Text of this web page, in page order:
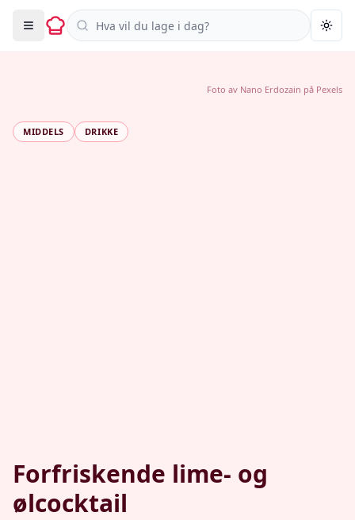
Søk i oppskrifter
MIDDELS DRIKKE
Forfriskende lime- og
ølcocktail
Foto av Nano Erdozain på Pexels